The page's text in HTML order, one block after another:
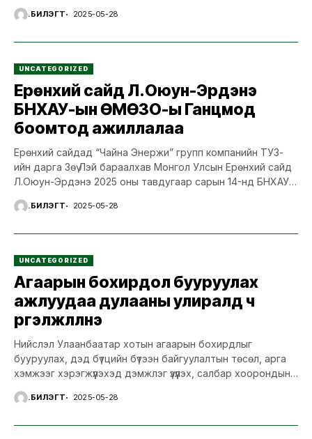
Ү.БИЛЭГТ 2025-05-28
UNCATEGORIZED
Ерөнхий сайд Л.Оюун-Эрдэнэ
БНХАУ-ын ӨМӨЗО-ы Ганцмод
боомтод ажиллалаа
Ерөнхий сайдад “Чайна Энержи” групп компанийн ТУЗ-
ийн дарга Зөү Лэй бараалхав Монгол Улсын Ерөнхий сайд
Л.Оюун-Эрдэнэ 2025 оны тавдугаар сарын 14-нд БНХАУ-
Ү.БИЛЭГТ 2025-05-28
UNCATEGORIZED
Агаарын бохирдол бууруулах
ажлуудаа дулааны улиралд ч
үргэлжлүүлнэ
Нийслэл Улаанбаатар хотын агаарын бохирдлыг
бууруулах, дэд бүтцийн бүтээн байгуулалтын төсөл, арга
хэмжээг хэрэгжүүлэхэд дэмжлэг үзүүлэх, салбар хоорондын
Ү.БИЛЭГТ 2025-05-28